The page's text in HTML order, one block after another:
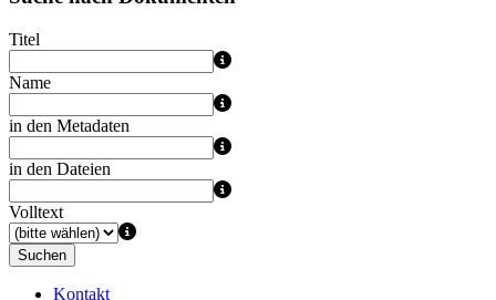
Titel
Name
in den Metadaten
in den Dateien
Volltext
Suchen
Kontakt